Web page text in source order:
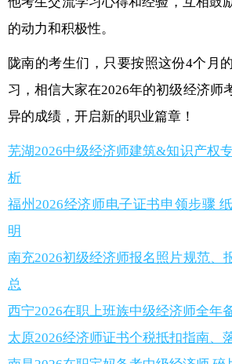
的动力和积极性。
陇南的考生们，只要按照这份4个月
习，相信大家在2026年的初级经济师
异的成绩，开启新的职业篇章！
芜湖2026中级经济师建筑&知识产权
析
福州2026经济师电子证书申领步骤
明
南充2026初级经济师报名照片规范、
总
西宁2026在职上班族中级经济师全年
太原2026经济师证书个税抵扣指南、